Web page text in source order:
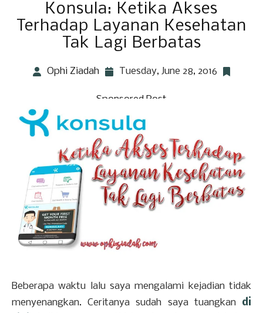
Konsula: Ketika Akses
Terhadap Layanan Kesehatan
Tak Lagi Berbatas
Ophi Ziadah Tuesday, June 28, 2016
Sponsored Post
Beberapa waktu lalu saya mengalami kejadian tidak
menyenangkan. Ceritanya sudah saya tuangkan di